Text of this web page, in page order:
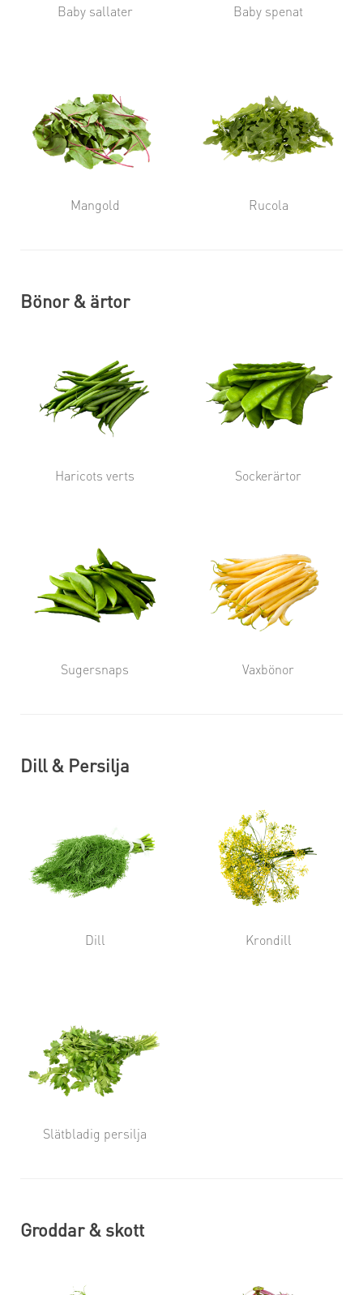
Baby sallater Baby spenat
Mangold Rucola
Bönor & ärtor
Haricots verts Sockerärtor
Sugersnaps Vaxbönor
Dill & Persilja
Dill Krondill
Slätbladig persilja
Groddar & skott